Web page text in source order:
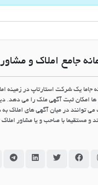
جامع املاک و
جاما یک شرکت استارتاپ در زمینه
ها امکان ثبت آگهی ملک را می دهد.
می توانند در میان آگهی های املاک
و مستقیما با صاحب و یا مشاور
سامانه جاما در اینستاگرام
سامانه جاما در فیسبوک
سامانه جاما در
سامانه